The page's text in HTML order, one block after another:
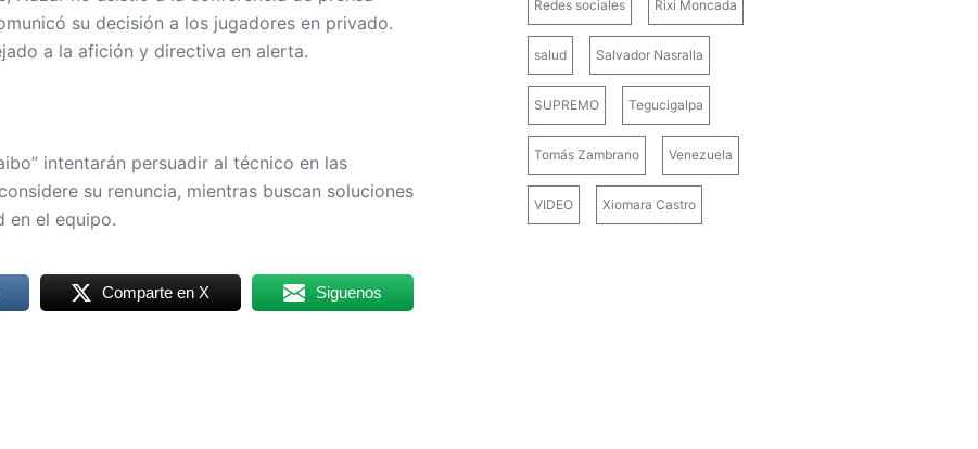
su decisión a los jugadores en privado.
a la afición y directiva en alerta.
intentarán persuadir al técnico en las
su renuncia, mientras buscan soluciones
en el equipo.
Comparte en X Siguenos
Redes sociales Rixi Moncada
salud Salvador Nasralla
SUPREMO Tegucigalpa
Tomás Zambrano Venezuela
VIDEO Xiomara Castro